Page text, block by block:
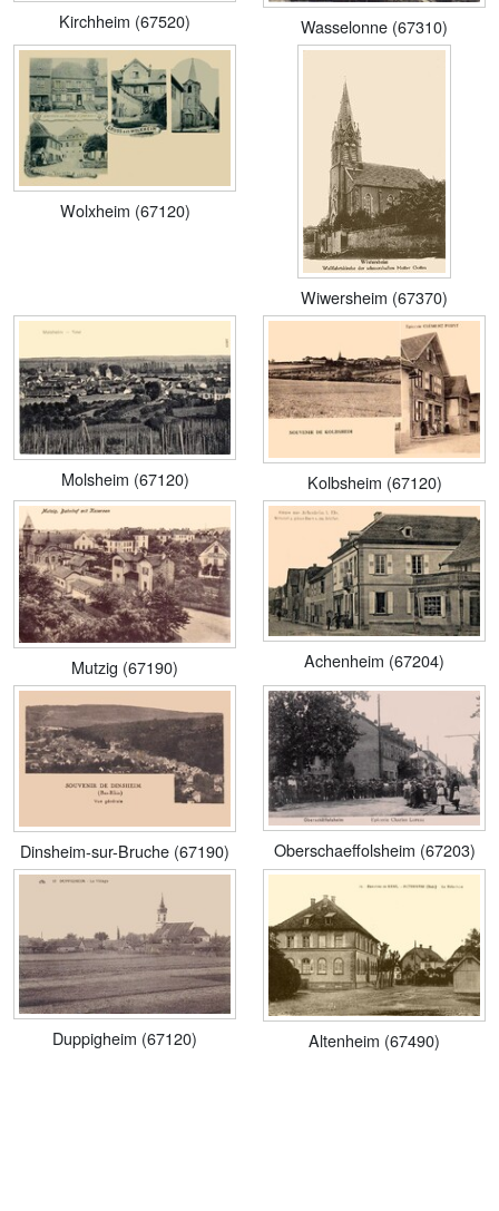
Kirchheim (67520) Wasselonne (67310)
Wolxheim (67120)
Wiwersheim (67370)
Molsheim (67120) Kolbsheim (67120)
Mutzig (67190) Achenheim (67204)
Dinsheim-sur-Bruche (67190) Oberschaeffolsheim (67203)
Duppigheim (67120) Altenheim (67490)